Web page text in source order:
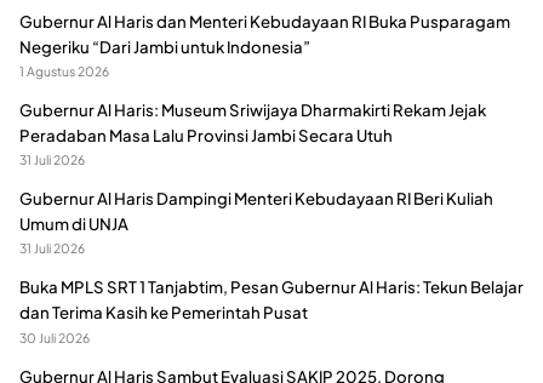
Gubernur Al Haris dan Menteri Kebudayaan RI Buka Pusparagam
Negeriku “Dari Jambi untuk Indonesia”
1 Agustus 2026
Gubernur Al Haris: Museum Sriwijaya Dharmakirti Rekam Jejak
Peradaban Masa Lalu Provinsi Jambi Secara Utuh
31 Juli 2026
Gubernur Al Haris Dampingi Menteri Kebudayaan RI Beri Kuliah
Umum di UNJA
31 Juli 2026
Buka MPLS SRT 1 Tanjabtim, Pesan Gubernur Al Haris: Tekun Belajar
dan Terima Kasih ke Pemerintah Pusat
30 Juli 2026
Gubernur Al Haris Sambut Evaluasi SAKIP 2025, Dorong